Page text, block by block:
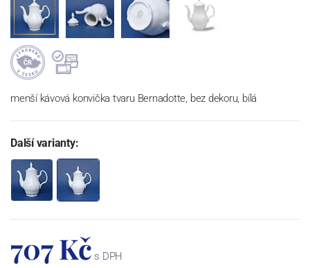
menší kávová konvička tvaru Bernadotte, bez dekoru, bílá
Další varianty:
707 Kč s DPH